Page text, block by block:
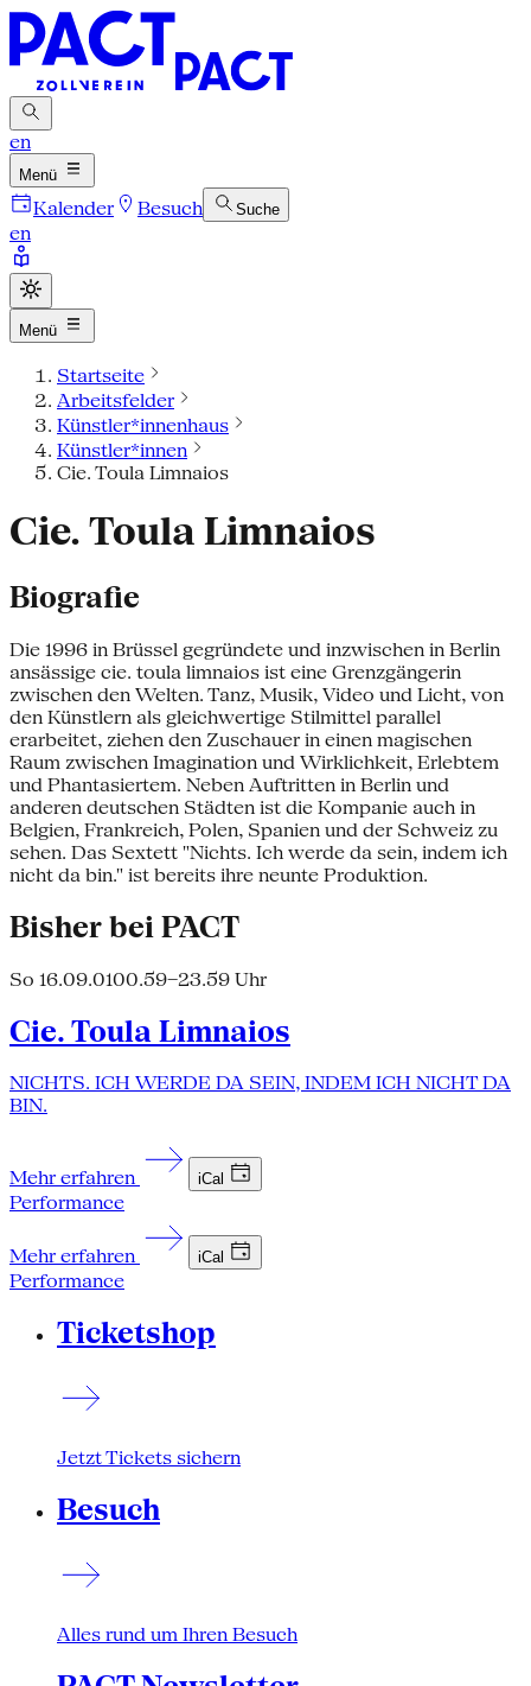
en
Menü
Kalender Besuch Suche
en
Menü
Startseite
Arbeitsfelder
Künstler*innenhaus
Künstler*innen
Cie. Toula Limnaios
Cie. Toula Limnaios
Biografie
Die 1996 in Brüssel gegründete und inzwischen in Berlin
ansässige cie. toula limnaios ist eine Grenzgängerin
zwischen den Welten. Tanz, Musik, Video und Licht, von
den Künstlern als gleichwertige Stilmittel parallel
erarbeitet, ziehen den Zuschauer in einen magischen
Raum zwischen Imagination und Wirklichkeit, Erlebtem
und Phantasiertem. Neben Auftritten in Berlin und
anderen deutschen Städten ist die Kompanie auch in
Belgien, Frankreich, Polen, Spanien und der Schweiz zu
sehen. Das Sextett "Nichts. Ich werde da sein, indem ich
nicht da bin." ist bereits ihre neunte Produktion.
Bisher bei PACT
So 16.09.0100.59–23.59 Uhr
Cie. Toula Limnaios
NICHTS. ICH WERDE DA SEIN, INDEM ICH NICHT DA
BIN.
Mehr erfahren iCal
Performance
Mehr erfahren iCal
Performance
Ticketshop
Jetzt Tickets sichern
Besuch
Alles rund um Ihren Besuch